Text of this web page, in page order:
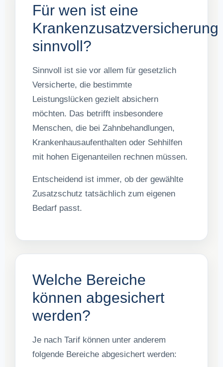
Für wen ist eine
Krankenzusatzversicherung
sinnvoll?
Sinnvoll ist sie vor allem für gesetzlich
Versicherte, die bestimmte
Leistungslücken gezielt absichern
möchten. Das betrifft insbesondere
Menschen, die bei Zahnbehandlungen,
Krankenhausaufenthalten oder Sehhilfen
mit hohen Eigenanteilen rechnen müssen.
Entscheidend ist immer, ob der gewählte
Zusatzschutz tatsächlich zum eigenen
Bedarf passt.
Welche Bereiche
können abgesichert
werden?
Je nach Tarif können unter anderem
folgende Bereiche abgesichert werden: